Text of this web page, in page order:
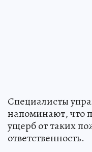
Специалисты
напоминают, что
ущерб от таких
ответственность.